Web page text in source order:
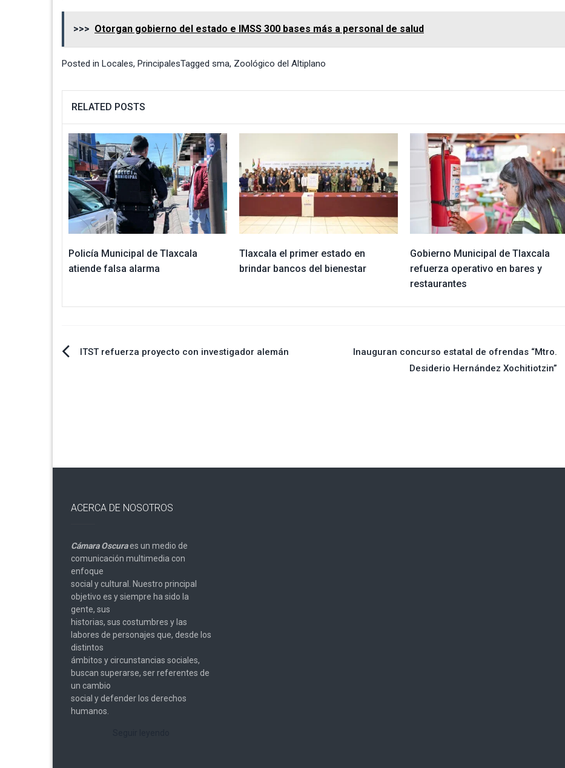
>>> Otorgan gobierno del estado e IMSS 300 bases más a personal de salud
Posted in Locales, PrincipalesTagged sma, Zoológico del Altiplano
RELATED POSTS
Policía Municipal de Tlaxcala
atiende falsa alarma
Tlaxcala el primer estado en
brindar bancos del bienestar
Gobierno Municipal de Tlaxcala
refuerza operativo en bares y
restaurantes
Navegación
ITST refuerza proyecto con investigador alemán
Inauguran concurso estatal de ofrendas “Mtro.
Desiderio Hernández Xochitiotzin”
ACERCA DE NOSOTROS
Cámara Oscuraes un medio de
comunicación multimedia con
enfoque
social y cultural. Nuestro principal
objetivo es y siempre ha sido la
gente, sus
historias, sus costumbres y las
labores de personajes que, desde los
distintos
ámbitos y circunstancias sociales,
buscan superarse, ser referentes de
un cambio
social y defender los derechos
humanos.